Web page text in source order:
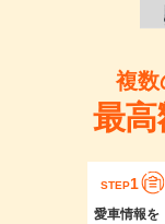
複数
最
STEP1
愛車情報を